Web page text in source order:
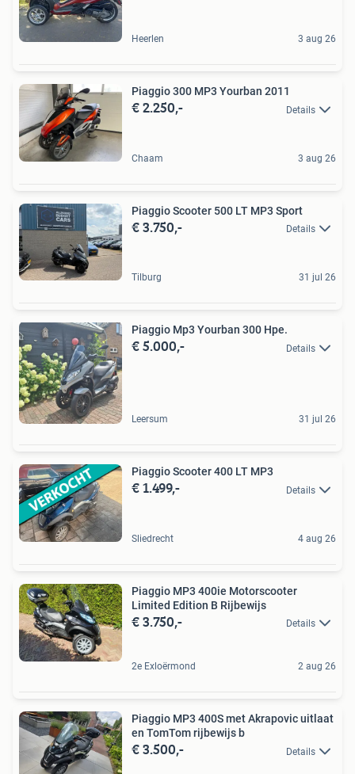
Heerlen 3 aug 26
Piaggio 300 MP3 Yourban 2011
€ 2.250,- Details
Chaam 3 aug 26
Piaggio Scooter 500 LT MP3 Sport
€ 3.750,- Details
Tilburg 31 jul 26
Piaggio Mp3 Yourban 300 Hpe.
€ 5.000,- Details
Leersum 31 jul 26
Piaggio Scooter 400 LT MP3
€ 1.499,- Details
Sliedrecht 4 aug 26
Piaggio MP3 400ie Motorscooter
Limited Edition B Rijbewijs
€ 3.750,- Details
2e Exloërmond 2 aug 26
Piaggio MP3 400S met Akrapovic uitlaat
en TomTom rijbewijs b
€ 3.500,- Details